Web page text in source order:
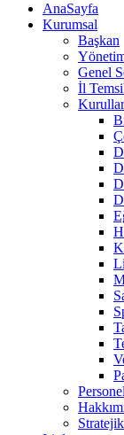
AnaSayfa
Kurumsal
Başkan
Genel
İl
Kurullar
Personel